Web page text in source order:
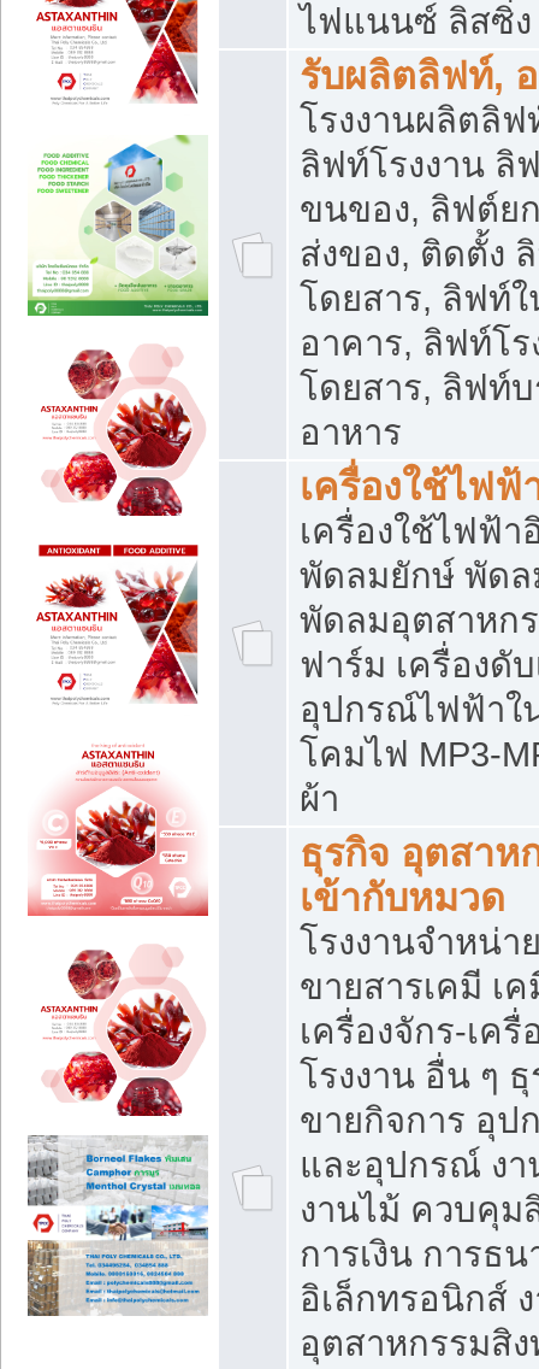
ไฟแนนซ์ ลิสซิ่ง
รับผลิตลิฟท์,
โรงงานผลิตลิ
ลิฟท์โรงงาน ลิ
ขนของ, ลิฟต์ย
ส่งของ, ติดตั้ง
โดยสาร, ลิฟท์
อาคาร, ลิฟท์โ
โดยสาร, ลิฟท์
อาหาร
เครื่องใช้ไฟฟ้
เครื่องใช้ไฟฟ้า
พัดลมยักษ์ พัด
พัดลมอุตสาหก
ฟาร์ม เครื่องดั
อุปกรณ์ไฟฟ้าใ
โคมไฟ MP3-
ผ้า
ธุรกิจ อุตสาห
เข้ากับหมวด
โรงงานจำหน่
ขายสารเคมี เ
เครื่องจักร-เค
โรงงาน อื่น ๆ
ขายกิจการ อุป
และอุปกรณ์ ง
งานไม้ ควบคุม
การเงิน การธ
อิเล็กทรอนิกส์
อุตสาหกรรมสิ